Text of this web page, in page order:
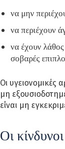
να μην
να περιέχουν
να έχουν
σοβαρές
Οι υγειονομικές
μη
είναι μη
Οι